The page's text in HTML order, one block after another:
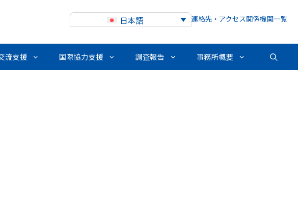
日本語 連絡先・アクセス関係機関一覧
流支援 国際協力支援 調査報告 事務所概要